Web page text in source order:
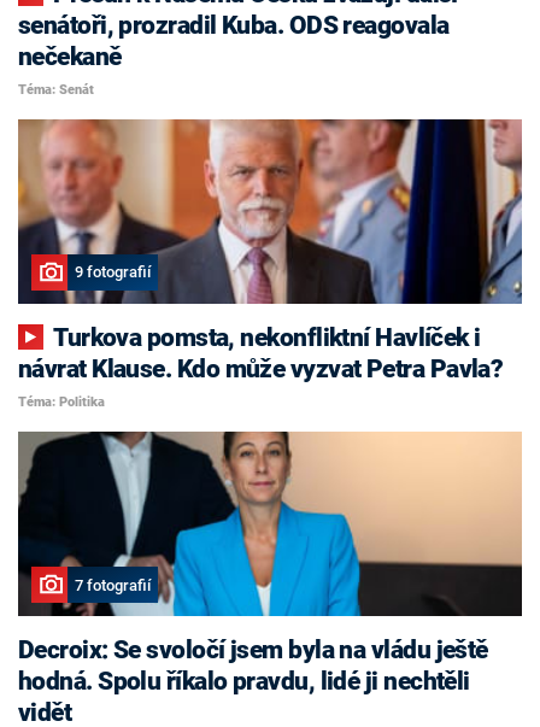
senátoři, prozradil Kuba. ODS reagovala
nečekaně
Téma: Senát
9 fotografií
Turkova pomsta, nekonfliktní Havlíček i
návrat Klause. Kdo může vyzvat Petra Pavla?
Téma: Politika
7 fotografií
Decroix: Se svoločí jsem byla na vládu ještě
hodná. Spolu říkalo pravdu, lidé ji nechtěli
vidět